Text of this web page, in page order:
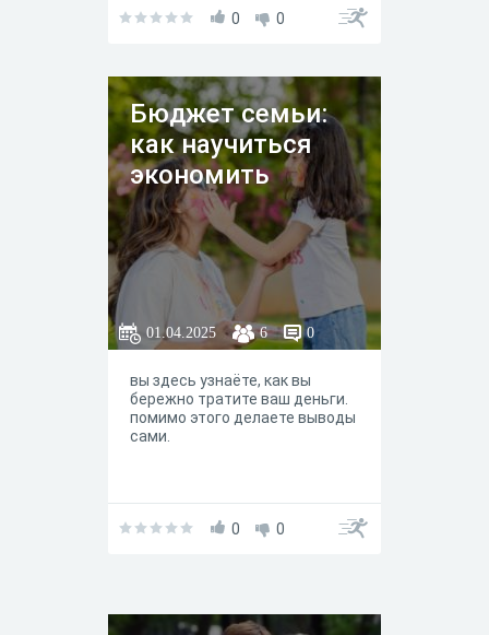
0 0
Бюджет семьи:
как научиться
экономить
01.04.2025 6 0
вы здесь узнаёте, как вы
бережно тратите ваш деньги.
помимо этого делаете выводы
сами.
0 0